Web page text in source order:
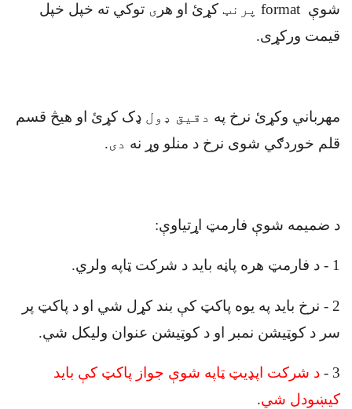
شوې format پرنټ کړئ او هر ی توکي ته خپل خپل
قیمت ورکړی.
مهرباني وکړئ نرخ په دقیق ډول ډک کړئ او هیڅ قسم
قلم خوردګي شوی نرخ د منلو وړ نه دی.
د ضميمه شوې فارمټ اړتیاوې:
1
- د فارمټ هره پاڼه باید د شرکت ټاپه ولري.
2
- نرخ باید په یوه پاکټ کې بند کړل شي او د پاکټ پر
سر د کوټيشن نمبر او د کوټیشن عنوان وليکل شي.
3
- د شرکت اپډيټ ټاپه شوې جواز پاکټ کې بايد
کيښودل شي.